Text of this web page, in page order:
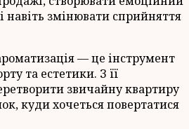
навіть змінювати сприйняття
— це інструмент
та естетики. З її
звичайну квартиру
куди хочеться повертатися